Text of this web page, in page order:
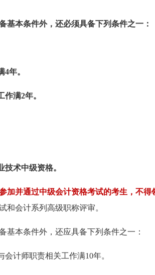
基本条件外，还必须具备下列条件之一：
年。
满2年。
术中级资格。
加并通过中级会计资格考试的考生，不得
和会计系列高级职称评审。
基本条件外，还应具备下列条件之一：
计师职责相关工作满10年。